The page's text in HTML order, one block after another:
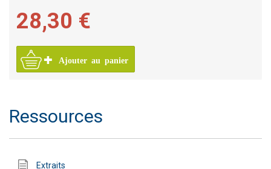
28,30 €
Ajouter au panier
Ressources
Extraits